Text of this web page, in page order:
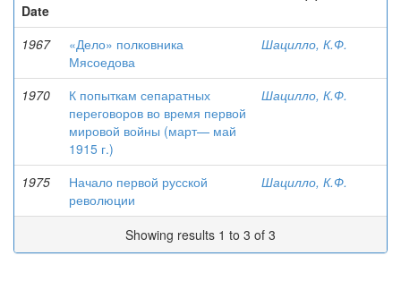
Date
1967
«Дело» полковника
Мясоедова
Шацилло, К.Ф.
1970
К попыткам сепаратных
переговоров во время первой
мировой войны (март— май
1915 г.)
Шацилло, К.Ф.
1975
Начало первой русской
революции
Шацилло, К.Ф.
Showing results 1 to 3 of 3